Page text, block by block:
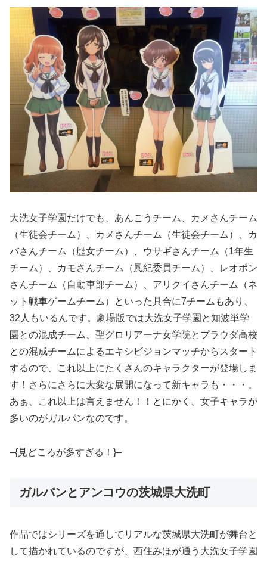
大洗女子学園だけでも、あんこうチーム、カメさんチーム
（生徒会チーム）、カメさんチーム（生徒会チーム）、カ
バさんチーム（歴女チーム）、ウサギさんチーム（1年生
チーム）、カモさんチーム（風紀委員チーム）、レオポン
さんチーム（自動車部チーム）、アリクイさんチーム（ネ
ット戦車ゲームチーム）といった具合に7チームもあり、
32人もいるんです。劇場版では大洗女子学園と知波単学
園との混成チーム、聖グロリアーナ女学院とプラウダ高校
との混成チームによるエキシビジョンマッチからスタート
するので、これ以上にたくさんのキャラクターが登場しま
す！さらにさらに大変な展開になって新キャラも・・・。
あぁ、これ以上は言えません！！とにかく、女子キャラが
多いのがガルパンなのです。
–{見どころが多すぎる！}–
ガルパンとアンコウの茨城県大洗町
作品ではシリーズを通してリアルな茨城県大洗町が舞台と
して描かれているのですが、西住みほが通う大洗女子学園